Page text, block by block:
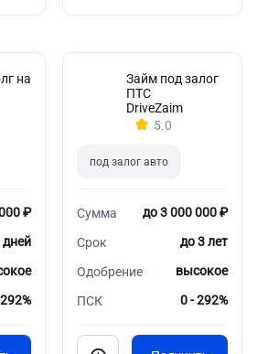
на
₽
дней
Займ под залог
ПТС
DriveZaim
5.0
под залог авто
Сумма до 3 000 000 ₽
Срок до 3 лет
Одобрение высокое
ПСК 0 - 292%